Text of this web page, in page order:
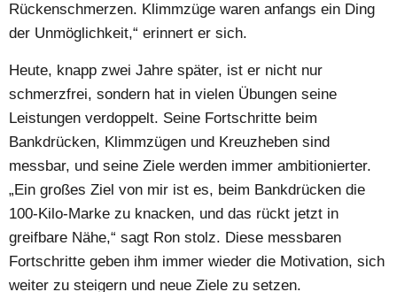
Rückenschmerzen. Klimmzüge waren anfangs ein Ding
der Unmöglichkeit,“ erinnert er sich.
Heute, knapp zwei Jahre später, ist er nicht nur
schmerzfrei, sondern hat in vielen Übungen seine
Leistungen verdoppelt. Seine Fortschritte beim
Bankdrücken, Klimmzügen und Kreuzheben sind
messbar, und seine Ziele werden immer ambitionierter.
„Ein großes Ziel von mir ist es, beim Bankdrücken die
100-Kilo-Marke zu knacken, und das rückt jetzt in
greifbare Nähe,“ sagt Ron stolz. Diese messbaren
Fortschritte geben ihm immer wieder die Motivation, sich
weiter zu steigern und neue Ziele zu setzen.